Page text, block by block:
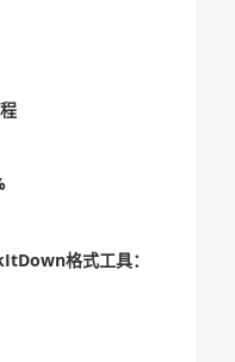
格式工具：